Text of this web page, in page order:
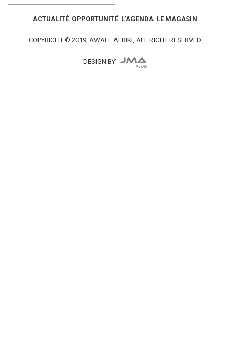
ACTUALITÉ OPPORTUNITÉ L’AGENDA LE MAGASIN
COPYRIGHT © 2019, AWALE AFRIKI, ALL RIGHT RESERVED
DESIGN BY